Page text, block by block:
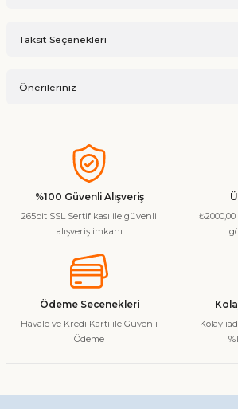
Taksit Seçenekleri
Önerileriniz
konularda yetersiz gördüğünüz noktaları
kullanarak tarafımıza iletebilirsiniz.
Görüş ve önerileriniz için teşekkür ederiz.
Ürün resmi kalitesiz, bozuk veya
Ürün bilgilerinde hatalar bulunuyor.
Ürün fiyatı diğer sitelerden daha pahalı.
%100 Güvenli Alışveriş
265bit SSL Sertifikası ile güvenli
alışveriş imkanı
Ödeme Secenekleri
Havale ve Kredi Kartı ile Güvenli
Ödeme
Kolay